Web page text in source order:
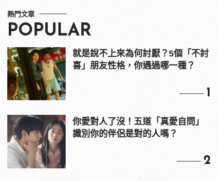
熱門文章
POPULAR
就是說不上來為何討厭？5個「不討
喜」朋友性格，你遇過哪一種？
1
你愛對人了沒！五道「真愛自問」
識別你的伴侶是對的人嗎？
2